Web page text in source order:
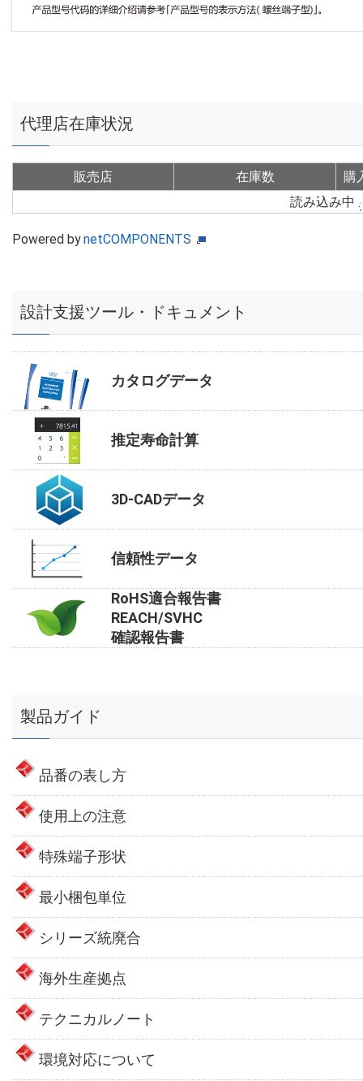
代理店在庫状況
販売店 在庫数
購
読み込み中
Powered bynetCOMPONENTS
設計支援ツール・ドキュメント
カタログデータ
推定寿命計算
3D-CADデータ
信頼性データ
RoHS適合報告書
REACH/SVHC
確認報告書
製品ガイド
品番の表し方
使用上の注意
特殊端子形状
最小梱包単位
シリーズ統廃合
海外生産拠点
テクニカルノート
環境対応について